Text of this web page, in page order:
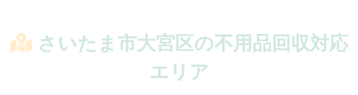
さいたま市大宮区の不用品回収対応
エリア